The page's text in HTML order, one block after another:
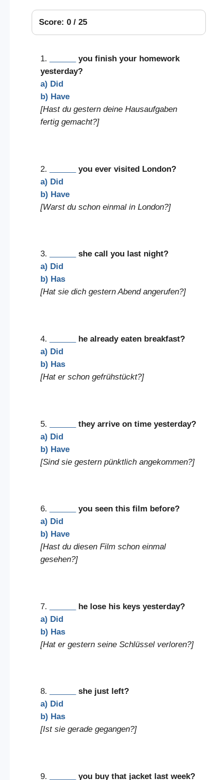
Score: 0 / 25
1.
you finish your homework
yesterday?
a) Did
b) Have
[Hast du gestern deine Hausaufgaben
fertig gemacht?]
2.
you ever visited London?
a) Did
b) Have
[Warst du schon einmal in London?]
3.
she call you last night?
a) Did
b) Has
[Hat sie dich gestern Abend angerufen?]
4.
he already eaten breakfast?
a) Did
b) Has
[Hat er schon gefrühstückt?]
5.
they arrive on time yesterday?
a) Did
b) Have
[Sind sie gestern pünktlich angekommen?]
6.
you seen this film before?
a) Did
b) Have
[Hast du diesen Film schon einmal
gesehen?]
7.
he lose his keys yesterday?
a) Did
b) Has
[Hat er gestern seine Schlüssel verloren?]
8.
she just left?
a) Did
b) Has
[Ist sie gerade gegangen?]
9. you buy that jacket last week?